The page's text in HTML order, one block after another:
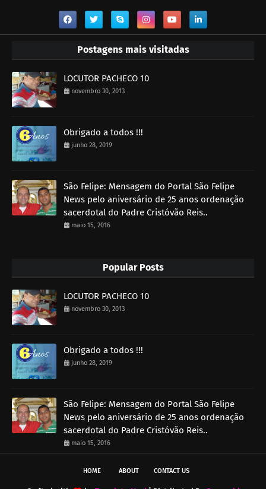
Postagens mais visitadas
LOCUTOR PACHECO 10
novembro 30, 2013
Obrigado a todos !!!
junho 28, 2019
São Felipe: Mensagem do Portal São Felipe
News pelo aniversário de 25 anos ordenação
sacerdotal do Padre Cristóvão Reis..
maio 15, 2016
Popular Posts
LOCUTOR PACHECO 10
novembro 30, 2013
Obrigado a todos !!!
junho 28, 2019
São Felipe: Mensagem do Portal São Felipe
News pelo aniversário de 25 anos ordenação
sacerdotal do Padre Cristóvão Reis..
maio 15, 2016
HOME ABOUT CONTACT US